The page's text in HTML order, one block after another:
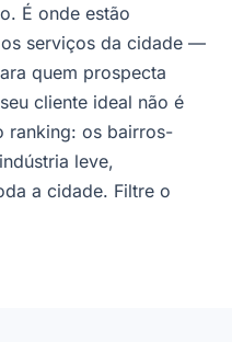
É onde estão
serviços da cidade —
quem prospecta
cliente ideal não é
ranking: os bairros-
leve,
a cidade. Filtre o